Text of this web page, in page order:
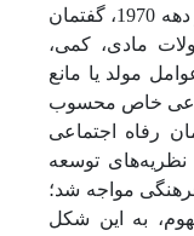
چرخش فرهنگی در نظریه اجتماعی در دهه 1970، گفتمان
مادی، کمی،
مولد یا مانع
خاص محسوب
رفاه اجتماعی
شد که نظریه‌های توسعه
مواجه شد؛
1980، این مفهوم، به این شکل